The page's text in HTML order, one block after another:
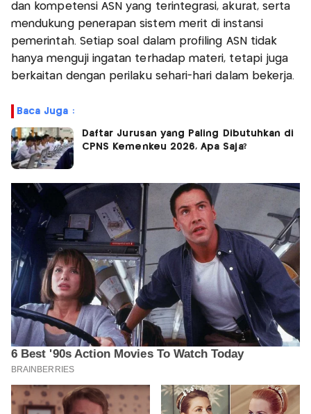
dan kompetensi ASN yang terintegrasi, akurat, serta
mendukung penerapan sistem merit di instansi
pemerintah. Setiap soal dalam profiling ASN tidak
hanya menguji ingatan terhadap materi, tetapi juga
berkaitan dengan perilaku sehari-hari dalam bekerja.
Baca Juga :
Daftar Jurusan yang Paling Dibutuhkan di
CPNS Kemenkeu 2026, Apa Saja?